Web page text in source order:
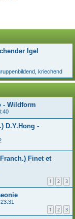
Igel
kriechend
- Wildform
D.Y.Hong -
Finet et
1 2 3
1 2 3